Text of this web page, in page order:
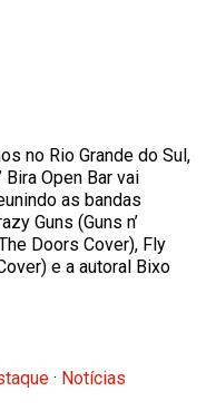
no Rio Grande do Sul,
Open Bar vai
as bandas
Guns (Guns n’
Doors Cover), Fly
e a autoral Bixo
· Notícias